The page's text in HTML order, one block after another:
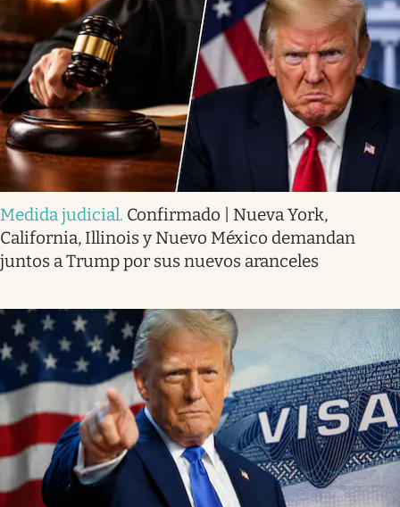
Medida judicial. Confirmado | Nueva York,
California, Illinois y Nuevo México demandan
juntos a Trump por sus nuevos aranceles